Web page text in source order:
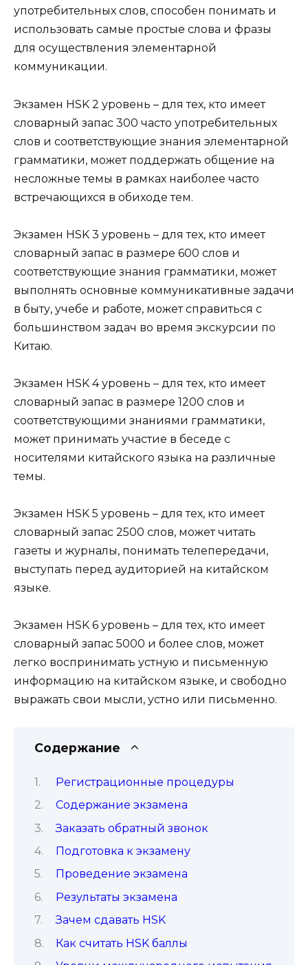
употребительных слов, способен понимать и
использовать самые простые слова и фразы
для осуществления элементарной
коммуникации.
Экзамен HSK 2 уровень – для тех, кто имеет
словарный запас 300 часто употребительных
слов и соответствующие знания элементарной
грамматики, может поддержать общение на
несложные темы в рамках наиболее часто
встречающихся в обиходе тем.
Экзамен HSK 3 уровень – для тех, кто имеет
словарный запас в размере 600 слов и
соответствующие знания грамматики, может
выполнять основные коммуникативные задачи
в быту, учебе и работе, может справиться с
большинством задач во время экскурсии по
Китаю.
Экзамен HSK 4 уровень – для тех, кто имеет
словарный запас в размере 1200 слов и
соответствующими знаниями грамматики,
может принимать участие в беседе с
носителями китайского языка на различные
темы.
Экзамен HSK 5 уровень – для тех, кто имеет
словарный запас 2500 слов, может читать
газеты и журналы, понимать телепередачи,
выступать перед аудиторией на китайском
языке.
Экзамен HSK 6 уровень – для тех, кто имеет
словарный запас 5000 и более слов, может
легко воспринимать устную и письменную
информацию на китайском языке, и свободно
выражать свои мысли, устно или письменно.
Содержание
Регистрационные процедуры
Содержание экзамена
Заказать обратный звонок
Подготовка к экзамену
Проведение экзамена
Результаты экзамена
Зачем сдавать HSK
Как считать HSK баллы